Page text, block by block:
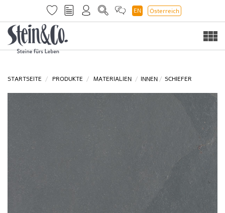
EN Österreich
STARTSEITE PRODUKTE MATERIALIEN INNEN SCHIEFER